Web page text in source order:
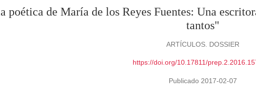
poética de María de los Reyes Fuentes: Una
tantos"
ARTÍCULOS. DOSSIER
https://doi.org/10.17811/
Publicado 2017-02-07